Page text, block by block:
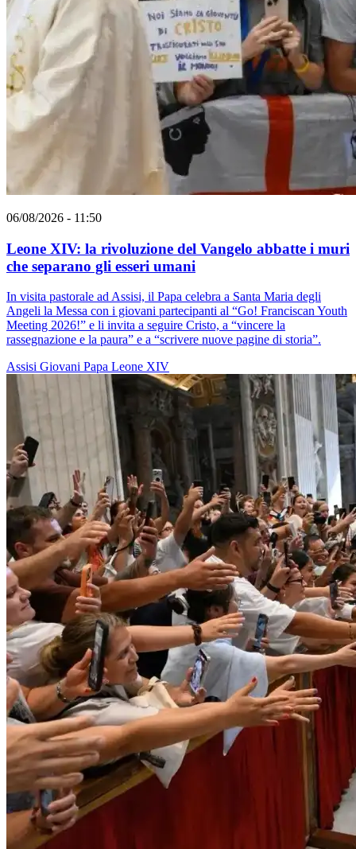
06/08/2026 - 11:50
Leone XIV: la rivoluzione del Vangelo abbatte i muri
che separano gli esseri umani
In visita pastorale ad Assisi, il Papa celebra a Santa Maria degli
Angeli la Messa con i giovani partecipanti al “Go! Franciscan Youth
Meeting 2026!” e li invita a seguire Cristo, a “vincere la
rassegnazione e la paura” e a “scrivere nuove pagine di storia”.
Assisi Giovani Papa Leone XIV